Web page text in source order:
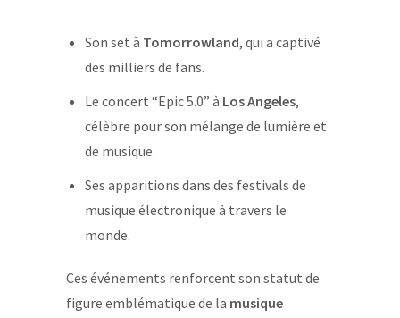
Son set à Tomorrowland, qui a captivé
des milliers de fans.
Le concert “Epic 5.0” à Los Angeles,
célèbre pour son mélange de lumière et
de musique.
Ses apparitions dans des festivals de
musique électronique à travers le
monde.
Ces événements renforcent son statut de
figure emblématique de la musique